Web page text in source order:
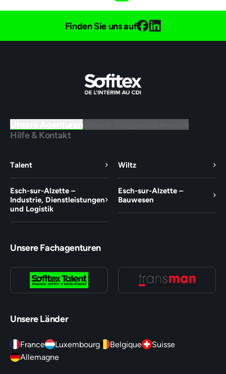
Finden Sie uns auf
Unsere AgenturenUnsere Tätigkeitsbereiche
Hilfe & Kontakt
Talent Wiltz
Esch-sur-Alzette –
Industrie, Dienstleistungen
und Logistik
Esch-sur-Alzette –
Bauwesen
Unsere Fachagenturen
Unsere Länder
France Luxembourg Belgique
Suisse
Allemagne